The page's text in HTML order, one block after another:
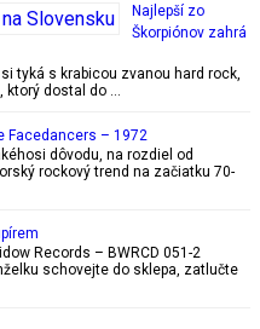
Najlepší zo
Škorpiónov zahrá
tyká s krabicou zvanou hard rock,
ktorý dostal do …
Facedancers – 1972
dôvodu, na rozdiel od
rockový trend na začiatku 70-
Records – BWRCD 051-2
schovejte do sklepa, zatlučte